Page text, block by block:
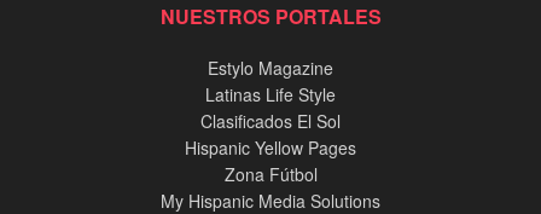
NUESTROS PORTALES
Estylo Magazine
Latinas Life Style
Clasificados El Sol
Hispanic Yellow Pages
Zona Fútbol
My Hispanic Media Solutions